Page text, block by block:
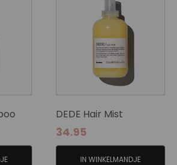
DEDE Hair Mist
34.95
IN WINKELMANDJE